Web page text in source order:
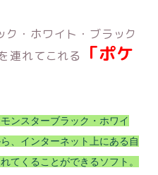
ク・ホワイト・ブラック
連れてこれる
「ポケ
ンスターブラック・ホワイ
、インターネット上にある自
てくることができるソフト。